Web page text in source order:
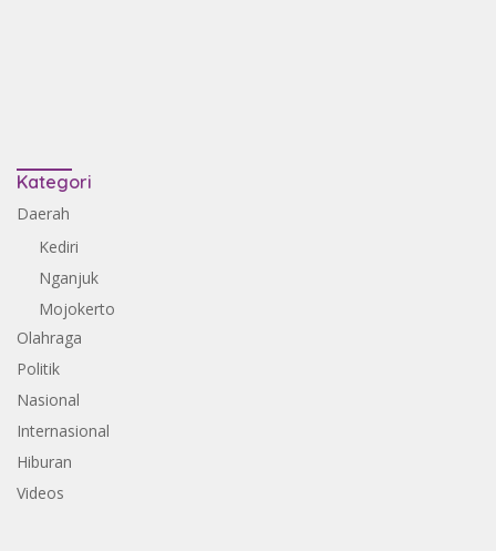
Kategori
Daerah
Kediri
Nganjuk
Mojokerto
Olahraga
Politik
Nasional
Internasional
Hiburan
Videos